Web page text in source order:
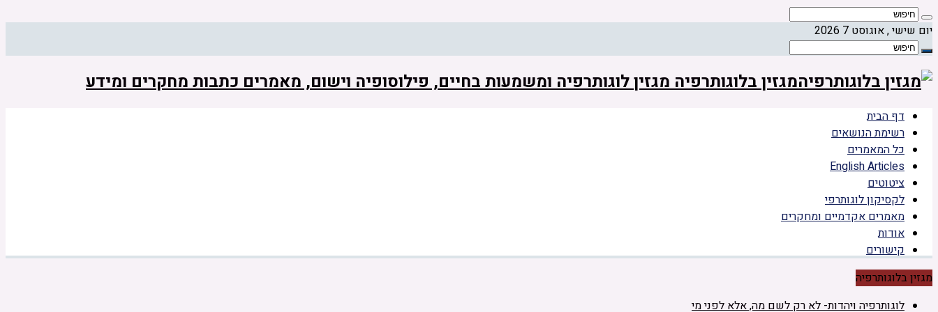
יום שישי , אוגוסט 7 2026
מגזין בלוגותרפיה מגזין לוגותרפיה ומשמעות בחיים, פילוסופיה וישום, מאמרים כתבות מחקרים ומידע
דף הבית
רשימת הנושאים
כל המאמרים
English Articles
ציטוטים
לקסיקון לוגותרפי
מאמרים אקדמיים ומחקרים
אודות
קישורים
מגזין בלוגותרפיה
לוגותרפיה ויהדות- לא רק לשם מה, אלא לפני מי